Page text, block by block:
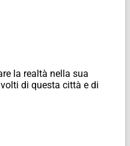
la realtà nella sua
di questa città e di